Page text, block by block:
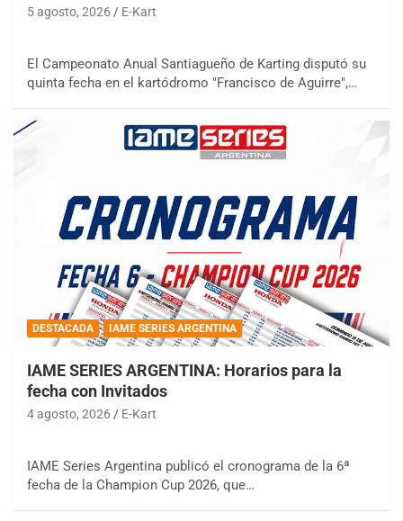
5 agosto, 2026 E-Kart
El Campeonato Anual Santiagueño de Karting disputó su
quinta fecha en el kartódromo "Francisco de Aguirre",…
DESTACADA IAME SERIES ARGENTINA
IAME SERIES ARGENTINA: Horarios para la
fecha con Invitados
4 agosto, 2026 E-Kart
IAME Series Argentina publicó el cronograma de la 6ª
fecha de la Champion Cup 2026, que…